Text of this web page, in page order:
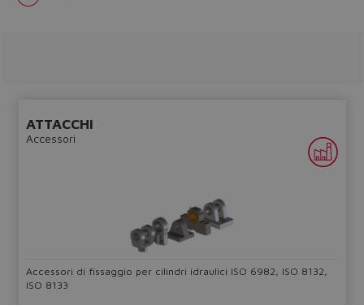
ATTACCHI
Accessori
Accessori di fissaggio per cilindri idraulici ISO 6982, ISO 8132,
ISO 8133